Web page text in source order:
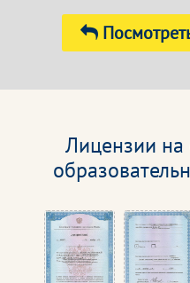
Лицензии на